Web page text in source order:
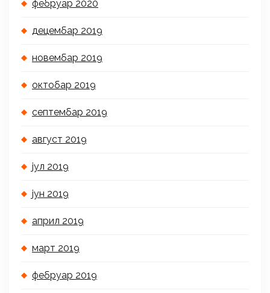
фебруар 2020
децембар 2019
новембар 2019
октобар 2019
септембар 2019
август 2019
јул 2019
јун 2019
април 2019
март 2019
фебруар 2019